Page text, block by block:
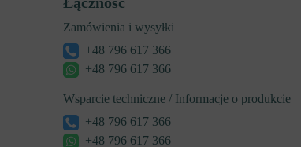
Zamówienia i wysyłki
+48 796 617 366
+48 796 617 366
Wsparcie techniczne / Informacje o produkcie
+48 796 617 366
+48 796 617 366